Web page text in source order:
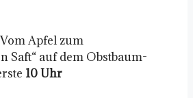
Apfel zum
Saft“ auf dem Obstbaum-
10 Uhr